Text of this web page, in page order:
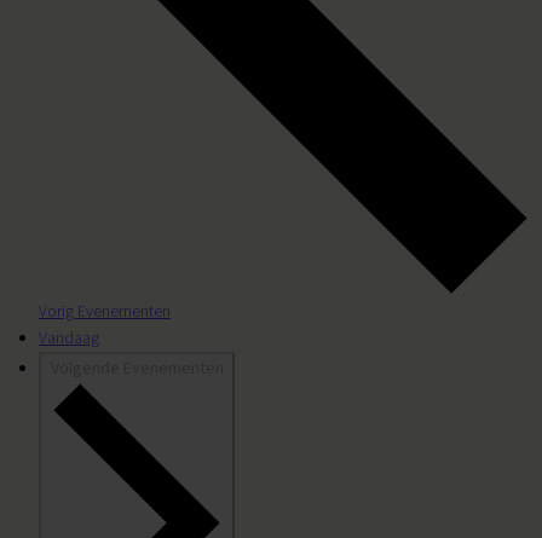
Vorig Evenementen
Vandaag